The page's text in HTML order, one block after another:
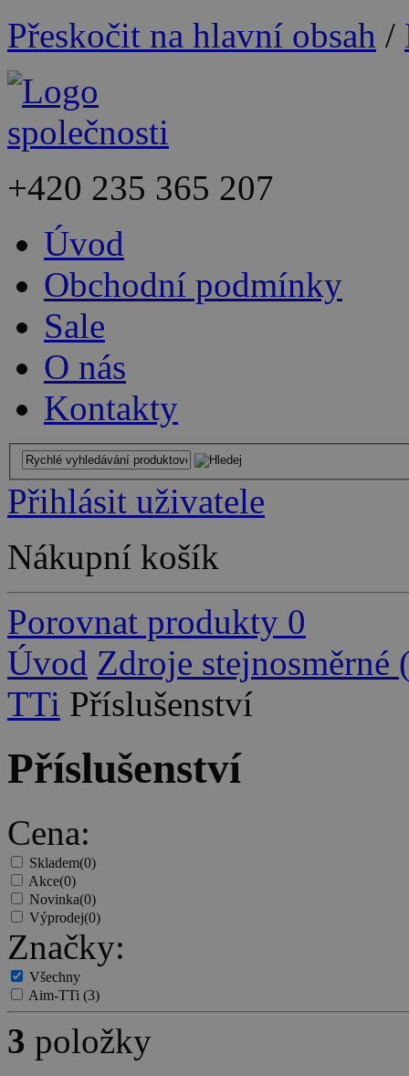
Přeskočit na hlavní obsah /
+420 235 365 207
Úvod
Obchodní podmínky
Sale
O nás
Kontakty
Přihlásit uživatele
Nákupní košík
Porovnat produkty 0
Úvod Zdroje stejnosměrné
TTi Příslušenství
Příslušenství
Cena:
Skladem(0)
Akce(0)
Novinka(0)
Výprodej(0)
Značky:
Všechny
Aim-TTi (3)
3 položky